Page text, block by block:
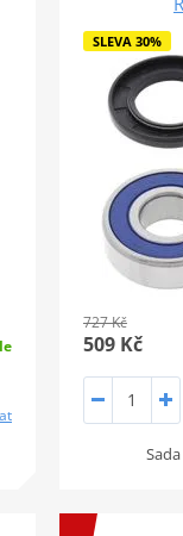
SLEVA 30%
727 Kč
509 Kč